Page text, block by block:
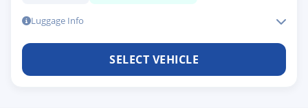
Luggage Info
SELECT VEHICLE